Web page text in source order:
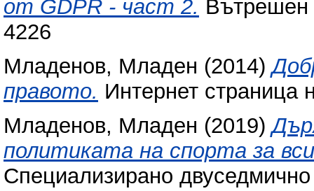
от GDPR - част 2. Вътрешен
4226
Младенов, Младен (2014)
правото. Интернет
Младенов, Младен (2019)
политиката на спорта за
Специализирано